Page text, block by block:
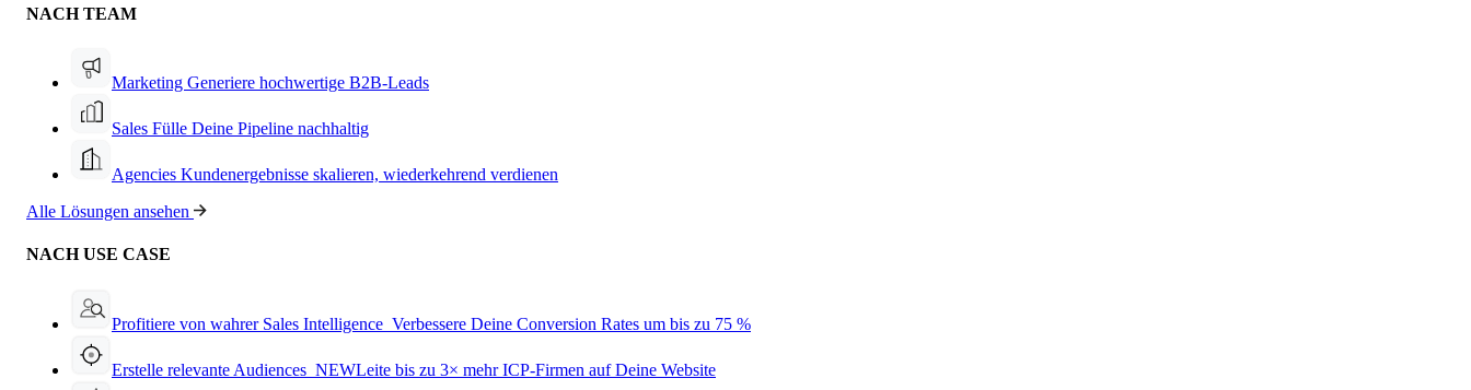
NACH TEAM
Marketing Generiere hochwertige B2B-Leads
Sales Fülle Deine Pipeline nachhaltig
Agencies Kundenergebnisse skalieren, wiederkehrend verdienen
Alle Lösungen ansehen
NACH USE CASE
Profitiere von wahrer Sales Intelligence Verbessere Deine Conversion Rates um bis zu 75 %
Erstelle relevante Audiences NEWLeite bis zu 3× mehr ICP-Firmen auf Deine Website